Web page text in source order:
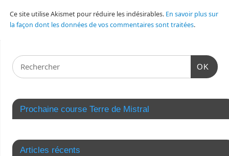
Ce site utilise Akismet pour réduire les indésirables. En savoir plus sur
la façon dont les données de vos commentaires sont traitées.
OK
Prochaine course Terre de Mistral
Articles récents